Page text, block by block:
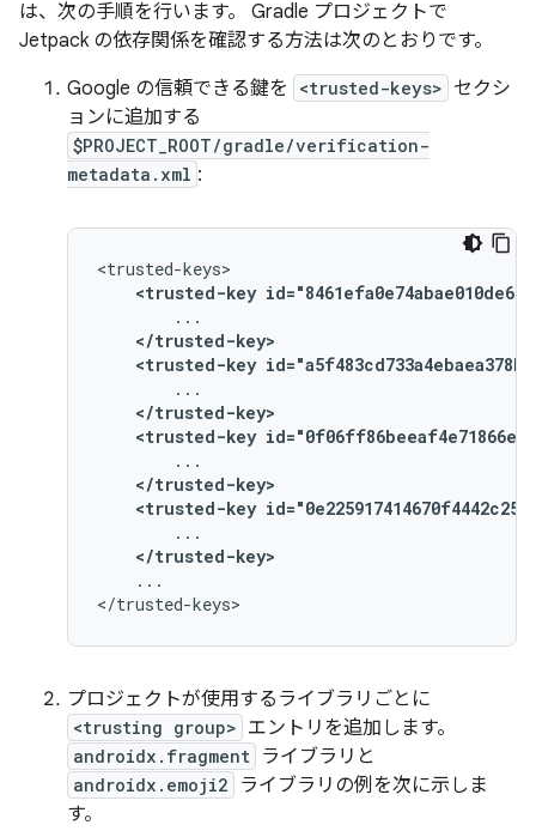
は、次の手順を行います。 Gradle プロジェクトで
Jetpack の依存関係を確認する方法は次のとおりです。
Google の信頼できる鍵を
<trusted-keys> セクシ
ョンに追加する
$PROJECT_ROOT/gradle/verification-
metadata.xml :
<trusted-key
</trusted-key>
<trusted-key
</trusted-key>
<trusted-key
</trusted-key>
<trusted-key
</trusted-key>
...
プロジェクトが使用するライブラリごとに
<trusting group> エントリを追加します。
androidx.fragment ライブラリと
androidx.emoji2
ライブラリの例を次に示しま
す。